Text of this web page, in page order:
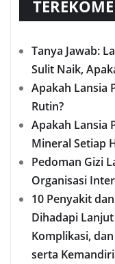
Tanya Jawab:
Sulit Naik,
Apakah Lansia
Rutin?
Apakah Lansia
Mineral Setiap
Pedoman Gizi
Organisasi
10 Penyakit
Dihadapi
Komplikasi,
serta